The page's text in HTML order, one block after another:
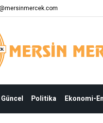
Güncel Politika Ekonomi-